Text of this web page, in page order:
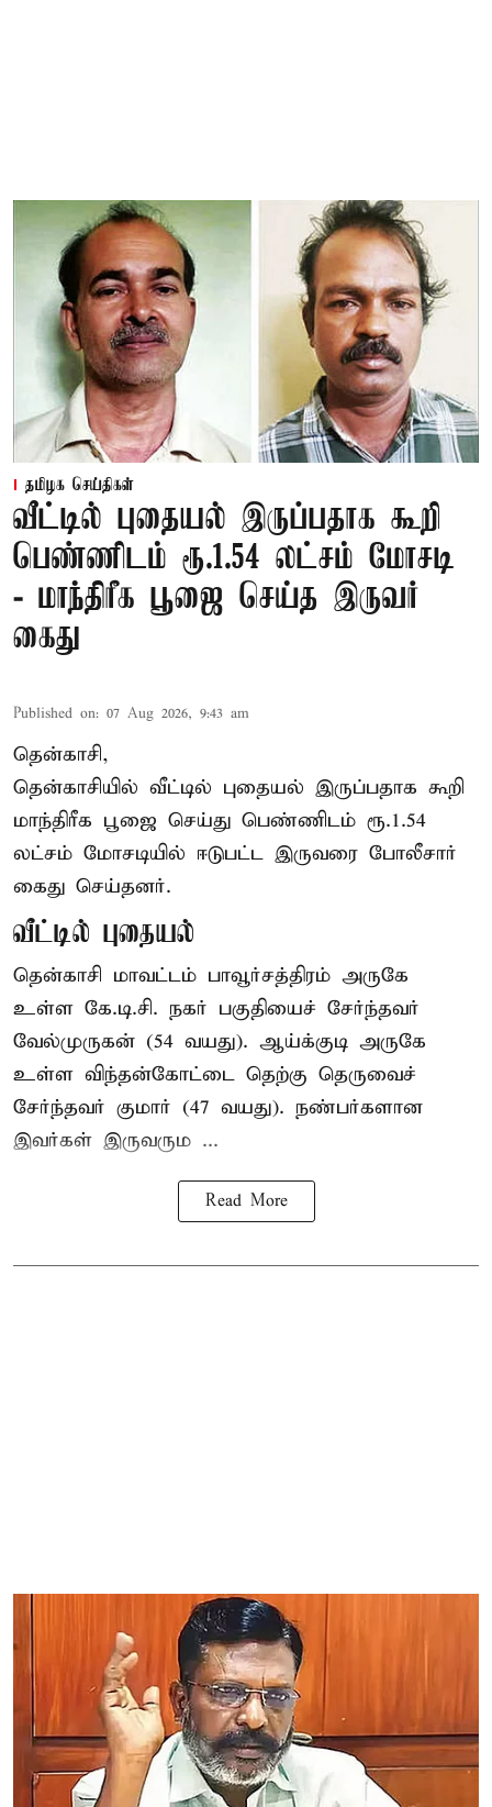
தமிழக செய்திகள்
வீட்டில் புதையல் இருப்பதாக கூறி
பெண்ணிடம் ரூ.1.54 லட்சம் மோசடி
- மாந்திரீக பூஜை செய்த இருவர்
கைது
Published on: 07 Aug 2026, 9:43 am
தென்காசி,
தென்காசியில் வீட்டில் புதையல் இருப்பதாக கூறி
மாந்திரீக பூஜை செய்து பெண்ணிடம் ரூ.1.54
லட்சம் மோசடியில் ஈடுபட்ட இருவரை போலீசார்
கைது செய்தனர்.
வீட்டில் புதையல்
தென்காசி மாவட்டம் பாவூர்சத்திரம் அருகே
உள்ள கே.டி.சி. நகர் பகுதியைச் சேர்ந்தவர்
வேல்முருகன் (54 வயது). ஆய்க்குடி அருகே
உள்ள விந்தன்கோட்டை தெற்கு தெருவைச்
சேர்ந்தவர் குமார் (47 வயது). நண்பர்களான
இவர்கள் இருவரும ...
Read More